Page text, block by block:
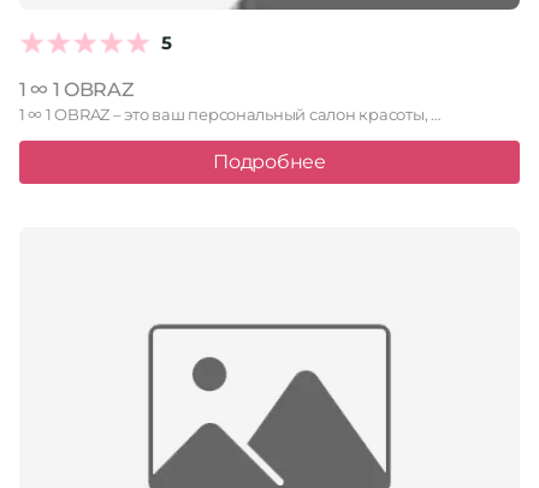
5
1 ∞ 1 OBRAZ
1 ∞ 1 OBRAZ – это ваш персональный салон красоты, …
Подробнее